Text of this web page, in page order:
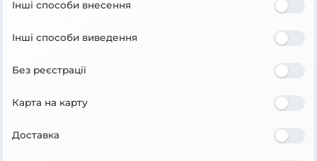
Інші способи внесення
Інші способи виведення
Без реєстрації
Карта на карту
Доставка